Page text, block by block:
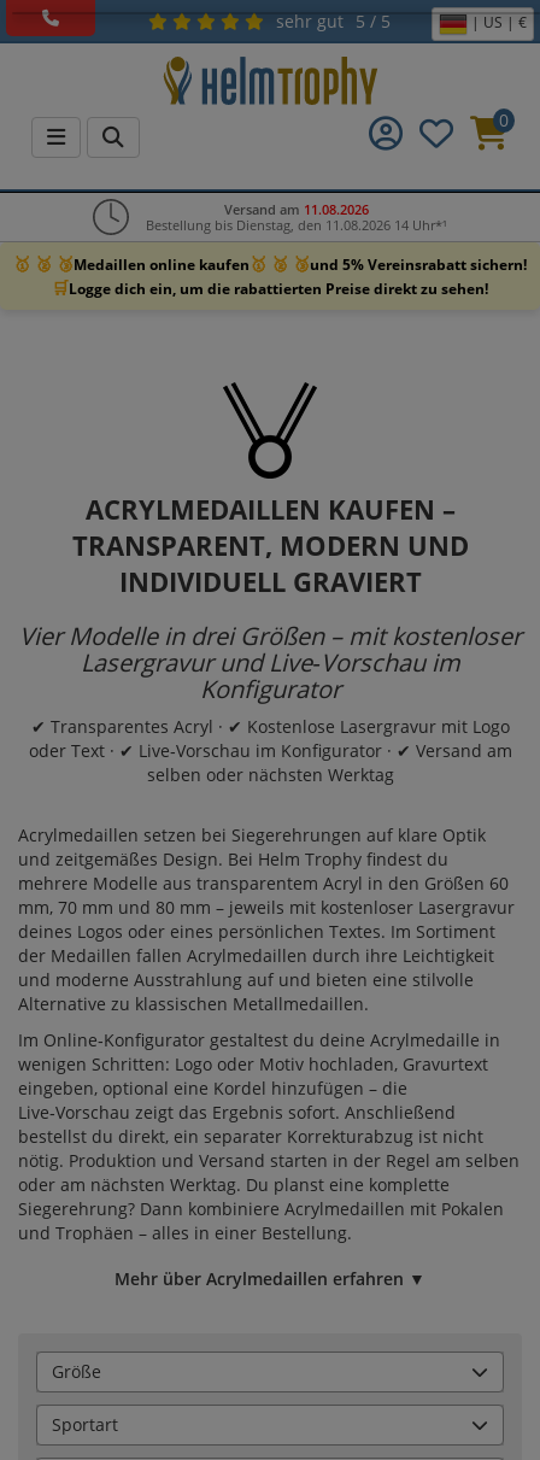
sehr gut 5 / 5 | US | €
0
Versand am 11.08.2026
Bestellung bis Dienstag, den 11.08.2026 14 Uhr*¹
🥇 🥈 🥉Medaillen online kaufen🥇 🥈 🥉und 5% Vereinsrabatt sichern!
🛒Logge dich ein, um die rabattierten Preise direkt zu sehen!
ACRYLMEDAILLEN KAUFEN –
TRANSPARENT, MODERN UND
INDIVIDUELL GRAVIERT
Vier Modelle in drei Größen – mit kostenloser
Lasergravur und Live‑Vorschau im
Konfigurator
✔ Transparentes Acryl · ✔ Kostenlose Lasergravur mit Logo
oder Text · ✔ Live‑Vorschau im Konfigurator · ✔ Versand am
selben oder nächsten Werktag
Acrylmedaillen setzen bei Siegerehrungen auf klare Optik
und zeitgemäßes Design. Bei Helm Trophy findest du
mehrere Modelle aus transparentem Acryl in den Größen 60
mm, 70 mm und 80 mm – jeweils mit kostenloser Lasergravur
deines Logos oder eines persönlichen Textes. Im Sortiment
der Medaillen fallen Acrylmedaillen durch ihre Leichtigkeit
und moderne Ausstrahlung auf und bieten eine stilvolle
Alternative zu klassischen Metallmedaillen.
Im Online‑Konfigurator gestaltest du deine Acrylmedaille in
wenigen Schritten: Logo oder Motiv hochladen, Gravurtext
eingeben, optional eine Kordel hinzufügen – die
Live‑Vorschau zeigt das Ergebnis sofort. Anschließend
bestellst du direkt, ein separater Korrekturabzug ist nicht
nötig. Produktion und Versand starten in der Regel am selben
oder am nächsten Werktag. Du planst eine komplette
Siegerehrung? Dann kombiniere Acrylmedaillen mit Pokalen
und Trophäen – alles in einer Bestellung.
Mehr über Acrylmedaillen erfahren ▼
Größe
Sportart